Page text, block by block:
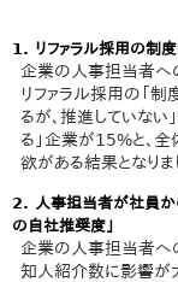
1. リファラル採用の制
企業の人事担当者へ
リファラル採用の「制
るが、推進していない
る」企業が15%と、
欲がある結果となりま
2. 人事担当者が社員か
の自社推奨度」
企業の人事担当者へ
知人紹介数に影響が